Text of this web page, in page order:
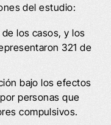
del estudio:
los casos, y los
321 de
bajo los efectos
personas que
compulsivos.